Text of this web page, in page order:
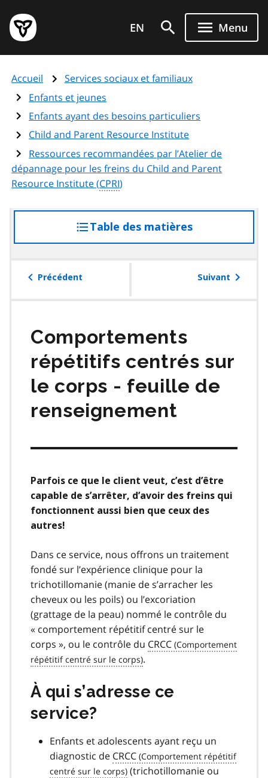
au
contenu
principal
Page
d'accueil
de
l'Ontario
EN Menu
Accueil
Services sociaux et familiaux
Enfants et jeunes
Enfants ayant des besoins particuliers
Child and Parent Resource Institute
Ressources recommandées par l’Atelier de
dépannage pour les freins du Child and Parent
Resource Institute(CPRI)
Table des matières
à
table
Précédent Suivant
Comportements
répétitifs centrés sur
le corps - feuille de
renseignement
Parfois ce que le client veut, c’est d’être
capable de s’arrêter, d’avoir des freins qui
fonctionnent aussi bien que ceux des
autres!
Dans ce service, nous offrons un traitement
fondé sur l’expérience clinique pour la
trichotillomanie (manie de s’arracher les
cheveux ou les poils) ou l’excoriation
(grattage de la peau) nommé le contrôle du
« comportement répétitif centré sur le
corps », ou le contrôle du CRCC
.
À qui s’adresse ce
service?
Enfants et adolescents ayant reçu un
diagnostic de CRCC
(trichotillomanie ou